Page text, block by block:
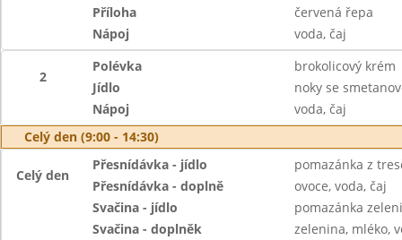
Příloha
červená řepa
Nápoj
voda, čaj
2
Polévka
brokolicový krém
Jídlo
noky se
Nápoj
voda, čaj
Celý den (9:00 - 14:30)
Celý den
Přesnídávka - jídlo
pomazánka z
Přesnídávka - doplně
ovoce, voda, čaj
Svačina - jídlo
pomazánka
Svačina - doplněk
zelenina, mléko,